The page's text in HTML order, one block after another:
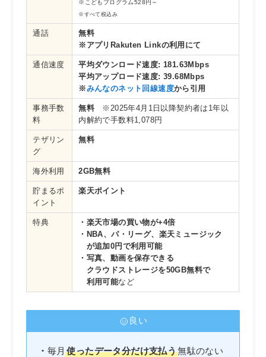
※こどもプログラム528円～
※すべて税込み
通話
無料
※アプリRakuten Linkの利用にて
通信速度 平均ダウンロード速度: 181.63Mbps
平均アップロード速度: 39.68Mbps
※みんなのネット回線速度から引用
事務手数
料
無料※2025年4月1日以降契約者は1年以
内解約で手数料1,078円
テザリン
グ
無料
海外利用 2GB無料
貯まるポ
イント
楽天ポイント
特典
・楽天市場の買い物が+4倍
・NBA、パ・リーグ、楽天ミュージック
が追加0円で利用可能
・写真、動画を保存できる
クラウドストレージを50GB無料で
利用可能など
良い
・ 毎月使ったデータ分だけ支払う無駄のない